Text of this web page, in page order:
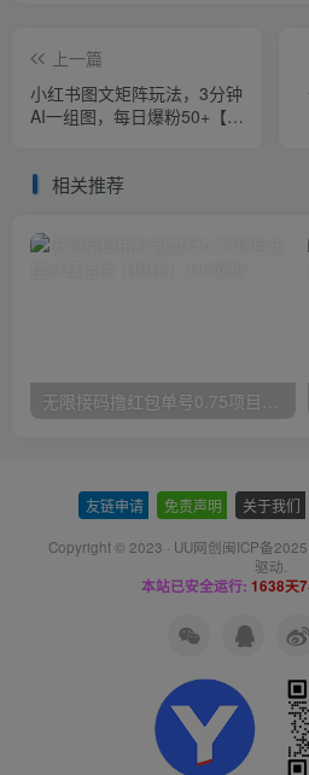
上一篇
小红书图文矩阵玩法，3分钟
AI一组图，每日爆粉50+【揭
相关推荐
无限接码撸红包单号0.75项目无偿分享给你【揭秘】
友链申请 免责声明 关于我们
Copyright © 2023 · UU网创闽ICP备
驱动.
本站已安全运行: 1638天